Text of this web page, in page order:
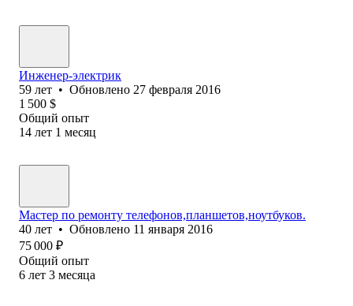
Инженер-электрик
59 лет • Обновлено 27 февраля 2016
1 500 $
Общий опыт
14 лет 1 месяц
Мастер по ремонту телефонов,планшетов,ноутбуков.
40 лет • Обновлено 11 января 2016
75 000 ₽
Общий опыт
6 лет 3 месяца